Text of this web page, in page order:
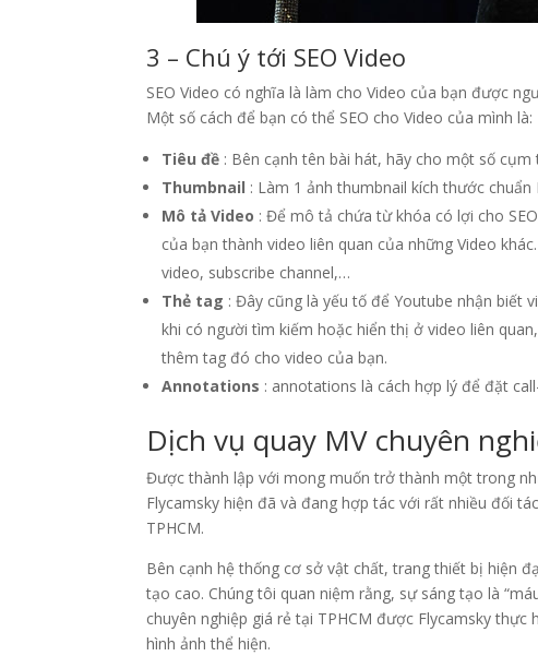
3 – Chú ý tới SEO Video
SEO Video có nghĩa là làm cho Video của bạn được
Một số cách để bạn có thể SEO cho Video của mình là:
Tiêu đề : Bên cạnh tên bài hát, hãy cho một số
Thumbnail : Làm 1 ảnh thumbnail kích thước
Mô tả Video : Để mô tả chứa từ khóa có lợi cho
của bạn thành video liên quan của những Video
video, subscribe channel,…
Thẻ tag : Đây cũng là yếu tố để Youtube nhận biết
khi có người tìm kiếm hoặc hiển thị ở video liên
thêm tag đó cho video của bạn.
Annotations : annotations là cách hợp lý để đặt
Dịch vụ quay MV chuyên
Được thành lập với mong muốn trở thành một trong
Flycamsky hiện đã và đang hợp tác với rất nhiều đối
TPHCM.
Bên cạnh hệ thống cơ sở vật chất, trang thiết bị hiện
tạo cao. Chúng tôi quan niệm rằng, sự sáng tạo là
chuyên nghiệp giá rẻ tại TPHCM được Flycamsky
hình ảnh thể hiện.